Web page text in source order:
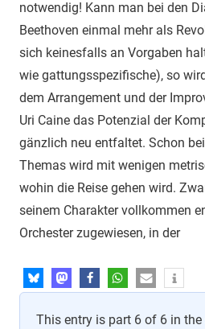
notwendig! Kann man bei den
Beethoven einmal mehr als
sich keinesfalls an Vorgaben
wie gattungsspezifische), so
dem Arrangement und der
Uri Caine das Potenzial der
gänzlich neu entfaltet. Schon
Themas wird mit wenigen
wohin die Reise gehen wird.
seinem Charakter vollkommen
Orchester zugewiesen, in der
This entry is part 6 of 6 in the